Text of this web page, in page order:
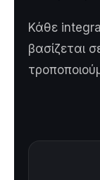
Κάθε
βασίζεται